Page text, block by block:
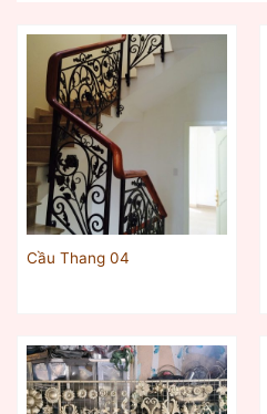
Cầu Thang 04